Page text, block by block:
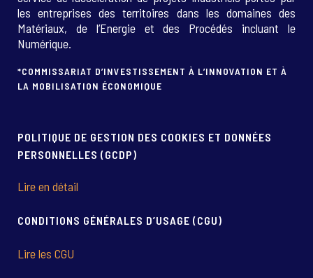
les entreprises des territoires dans les domaines des
Matériaux, de l’Energie et des Procédés incluant le
Numérique.
*COMMISSARIAT D’INVESTISSEMENT À L’INNOVATION ET À
LA MOBILISATION ÉCONOMIQUE
POLITIQUE DE GESTION DES COOKIES ET DONNÉES
PERSONNELLES (GCDP)
Lire en détail
CONDITIONS GÉNÉRALES D’USAGE (CGU)
Lire les CGU